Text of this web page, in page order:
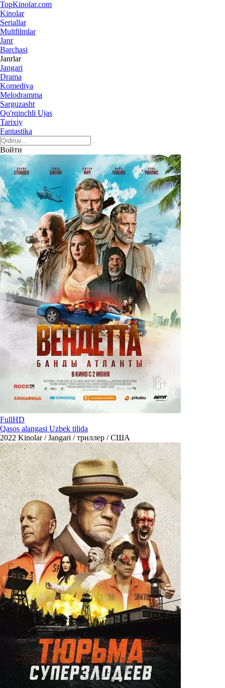
TopKinolar.com
Kinolar
Seriallar
Multfilmlar
Janr
Barchasi
Janrlar
Jangari
Drama
Komediya
Melodramma
Sarguzasht
Qo'rqinchli Ujas
Tarixiy
Fantastika
Войти
FullHD
Qasos alangasi Uzbek tilida
2022 Kinolar / Jangari / триллер / США